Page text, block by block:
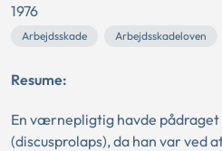
1976
Arbejdsskade Arbejdsskadeloven
Resume:
En værnepligtig havde pådraget
(discusprolaps), da han var ved